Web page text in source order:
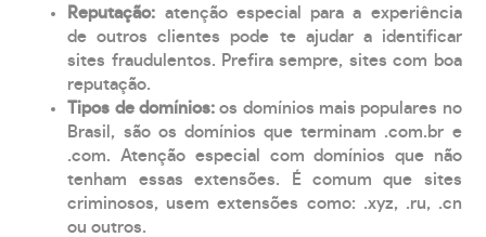
Reputação: atenção especial para a experiência
de outros clientes pode te ajudar a identificar
sites fraudulentos. Prefira sempre, sites com boa
reputação.
Tipos de domínios:os domínios mais populares no
Brasil, são os domínios que terminam .com.br e
.com. Atenção especial com domínios que não
tenham essas extensões. É comum que sites
criminosos, usem extensões como: .xyz, .ru, .cn
ou outros.